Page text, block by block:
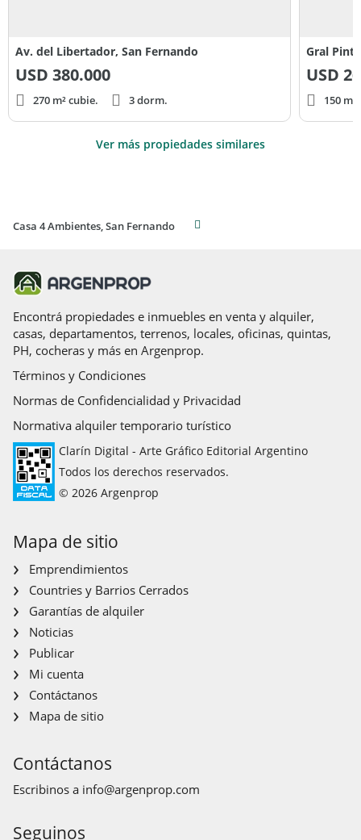
Av. del Libertador, San Fernando
USD 380.000
270 m² cubie. 3 dorm.
Gral
USD
150
Ver más propiedades similares
Casa 4 Ambientes, San Fernando
Encontrá propiedades e inmuebles en venta y alquiler,
casas, departamentos, terrenos, locales, oficinas, quintas,
PH, cocheras y más en Argenprop.
Términos y Condiciones
Normas de Confidencialidad y Privacidad
Normativa alquiler temporario turístico
Clarín Digital - Arte Gráfico Editorial Argentino
Todos los derechos reservados.
© 2026 Argenprop
Mapa de sitio
Emprendimientos
Countries y Barrios Cerrados
Garantías de alquiler
Noticias
Publicar
Mi cuenta
Contáctanos
Mapa de sitio
Contáctanos
Escribinos a info@argenprop.com
Seguinos